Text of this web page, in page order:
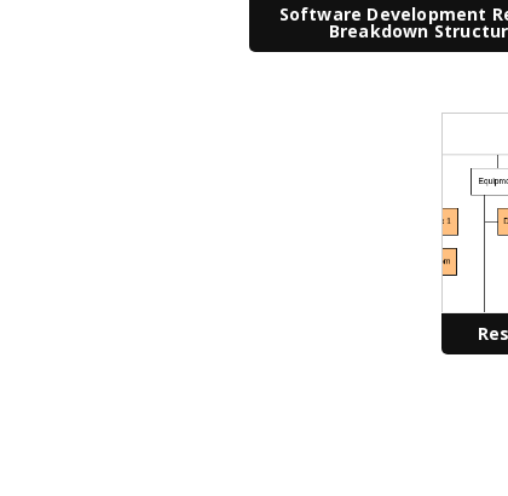
Software Development
Breakdown